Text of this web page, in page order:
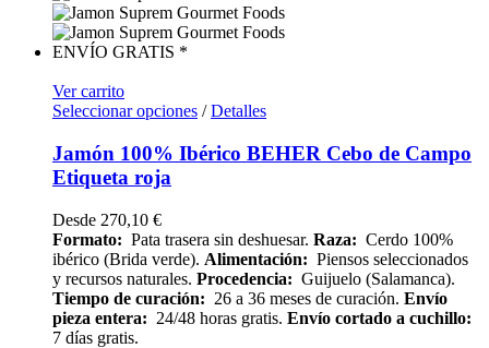
ENVÍO GRATIS *
Ver carrito
Seleccionar opciones / Detalles
Jamón 100% Ibérico BEHER Cebo de Campo
Etiqueta roja
Desde 270,10 €
Formato: Pata trasera sin deshuesar. Raza: Cerdo 100%
ibérico (Brida verde). Alimentación: Piensos seleccionados
y recursos naturales. Procedencia: Guijuelo (Salamanca).
Tiempo de curación: 26 a 36 meses de curación. Envío
pieza entera: 24/48 horas gratis. Envío cortado a cuchillo:
7 días gratis.